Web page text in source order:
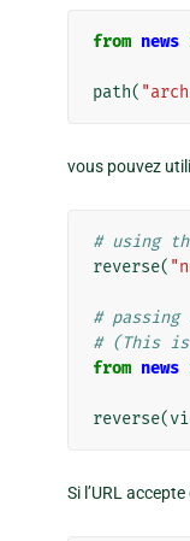
from news
path(
vous pouvez
# using
reverse(
#
# (This is
from news
reverse(
Si l’URL